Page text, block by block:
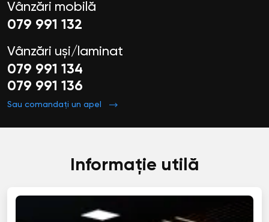
Vânzări mobilă
079 991 132
Vânzări uși/laminat
079 991 134
079 991 136
Sau comandați un apel
Informație utilă